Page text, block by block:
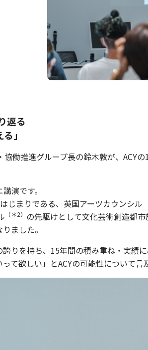
返る
」
協働推進グループ長の鈴木敦が、ACY
演です。
じまりである、英国アーツカウンシル
（＊2） の先駆けとして文化芸術創造都
ました。
りを持ち、15年間の積み重ね・実績
て欲しい」とACYの可能性について言